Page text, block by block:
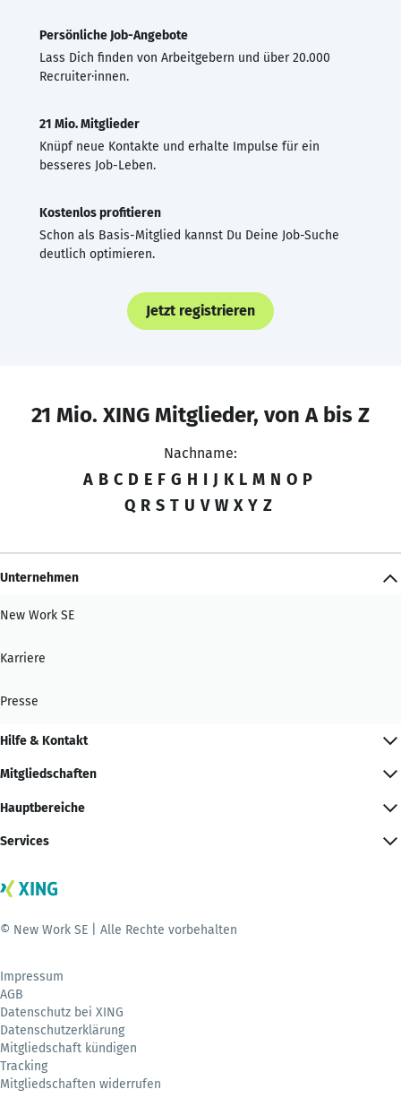
Persönliche Job-Angebote
Lass Dich finden von Arbeitgebern und über 20.000
Recruiter·innen.
21 Mio. Mitglieder
Knüpf neue Kontakte und erhalte Impulse für ein
besseres Job-Leben.
Kostenlos profitieren
Schon als Basis-Mitglied kannst Du Deine Job-Suche
deutlich optimieren.
Jetzt registrieren
21 Mio. XING Mitglieder, von A bis Z
Nachname:
A B C D E F G H I J K L M N O P
Q R S T U V W X Y Z
Unternehmen
New Work SE
Karriere
Presse
Hilfe & Kontakt
Mitgliedschaften
Hauptbereiche
Services
© New Work SE | Alle Rechte vorbehalten
Impressum
AGB
Datenschutz bei XING
Datenschutzerklärung
Mitgliedschaft kündigen
Tracking
Mitgliedschaften widerrufen